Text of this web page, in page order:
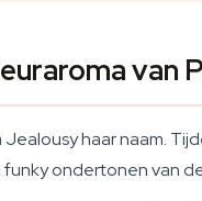
van
Jealousy haar naam.
funky ondertonen van